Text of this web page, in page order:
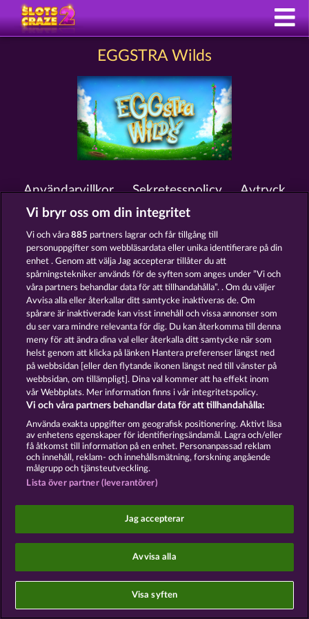
EGGSTRA Wilds
Användarvillkor Sekretesspolicy Avtryck
Om Företaget FAQ
Skicka in en begäran om att ångra köpet
Sociala casinospel är endast avsedda för
underhållningsändamål och har absolut inget
inflytande på eventuell framtida framgång i spel
med riktiga pengar.
©2026 Whow Games GmbH
Vi bryr oss om din integritet
Vi och våra885 partners lagrar och får tillgång till
personuppgifter som webbläsardata eller unika identifierare på din
enhet . Genom att välja Jag accepterar tillåter du att
spårningstekniker används för de syften som anges under ”Vi och
våra partners behandlar data för att tillhandahålla”. . Om du väljer
Avvisa alla eller återkallar ditt samtycke inaktiveras de. Om
spårare är inaktiverade kan visst innehåll och vissa annonser som
du ser vara mindre relevanta för dig. Du kan återkomma till denna
meny för att ändra dina val eller återkalla ditt samtycke när som
helst genom att klicka på länken Hantera preferenser längst ned
på webbsidan [eller den flytande ikonen längst ned till vänster på
webbsidan, om tillämpligt]. Dina val kommer att ha effekt inom
vår Webbplats. Mer information finns i vår integritetspolicy.
Vi och våra partners behandlar data för att tillhandahålla:
Använda exakta uppgifter om geografisk positionering. Aktivt läsa
av enhetens egenskaper för identifieringsändamål. Lagra och/eller
få åtkomst till information på en enhet. Personanpassad reklam
och innehåll, reklam- och innehållsmätning, forskning angående
målgrupp och tjänsteutveckling.
Lista över partner (leverantörer)
Jag accepterar
Avvisa alla
Visa syften